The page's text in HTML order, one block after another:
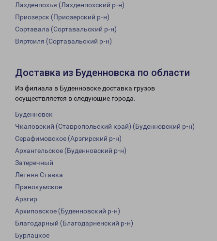
Лахденпохья (Лахденпохский р-н)
Приозерск (Приозерский р-н)
Сортавала (Сортавальский р-н)
Вяртсиля (Сортавальский р-н)
Доставка из Буденновска по области
Из филиала в Буденновске доставка грузов
осуществляется в следующие города:
Буденновск
Чкаловский (Ставропольский край) (Буденновский р-н)
Серафимовское (Арзгирский р-н)
Архангельское (Буденновский р-н)
Затеречный
Летняя Ставка
Правокумское
Арзгир
Архиповское (Буденновский р-н)
Благодарный (Благодарненский р-н)
Бурлацкое